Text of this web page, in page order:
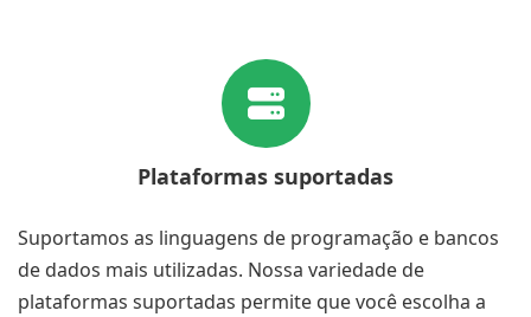
Plataformas suportadas
Suportamos as linguagens de programação e bancos
de dados mais utilizadas. Nossa variedade de
plataformas suportadas permite que você escolha a